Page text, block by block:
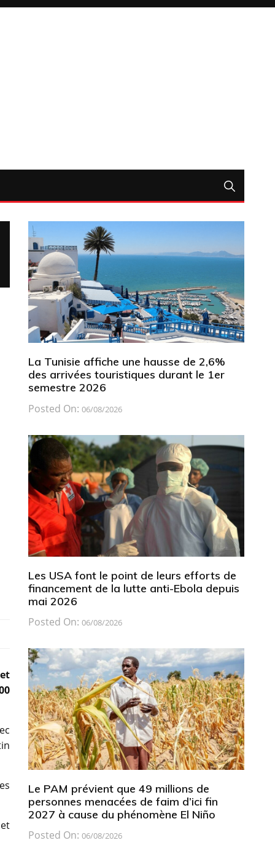
La Tunisie affiche une hausse de 2,6%
des arrivées touristiques durant le 1er
semestre 2026
Posted On: 06/08/2026
Les USA font le point de leurs efforts de
financement de la lutte anti-Ebola depuis
mai 2026
Posted On: 06/08/2026
Le PAM prévient que 49 millions de
personnes menacées de faim d’ici fin
2027 à cause du phénomène El Niño
Posted On: 06/08/2026